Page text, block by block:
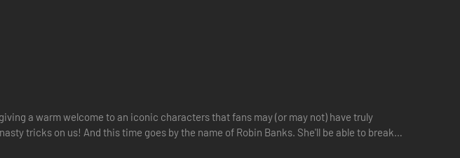
a warm welcome to an iconic characters that fans may (or may not) have truly
tricks on us! And this time goes by the name of Robin Banks. She'll be able to break